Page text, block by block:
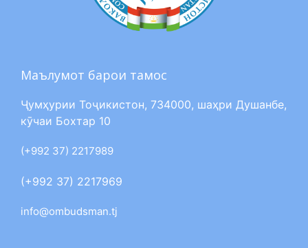
Маълумот барои тамос
Ҷумҳурии Тоҷикистон, 734000, шаҳри Душанбе,
кӯчаи Бохтар 10
(+992 37) 2217989
(+992 37) 2217969
info@ombudsman.tj